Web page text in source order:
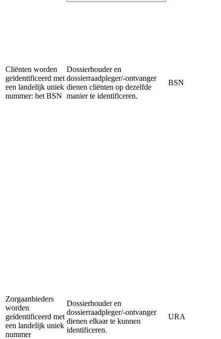
Cliënten worden
geïdentificeerd met
een landelijk uniek
nummer: het BSN
Dossierhouder en
dossierraadpleger/-ontvanger
dienen cliënten op dezelfde
manier te identificeren.
BSN
Zorgaanbieders
worden
geïdentificeerd met
een landelijk uniek
nummer
Dossierhouder en
dossierraadpleger/-ontvanger
dienen elkaar te kunnen
identificeren.
URA